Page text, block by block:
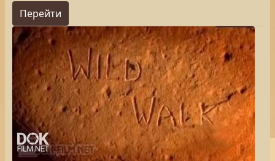
Перейти